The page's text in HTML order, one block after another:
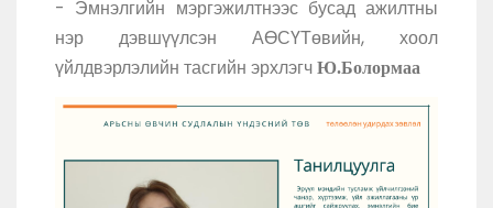
- Эмнэлгийн мэргэжилтнээс бусад ажилтны
нэр дэвшүүлсэн АӨСҮТөвийн, хоол
үйлдвэрлэлийн тасгийн эрхлэгч Ю.Болормаа